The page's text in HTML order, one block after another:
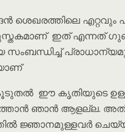
ശെഖരത്തിലെ എറ്റവും
ഇത് എന്നത്
സംബന്ധിച്ച്
ഈ കൃതിയുടെ
ഞാൻ ആളല്ല.
ജ്ഞാനമുള്ളവർ